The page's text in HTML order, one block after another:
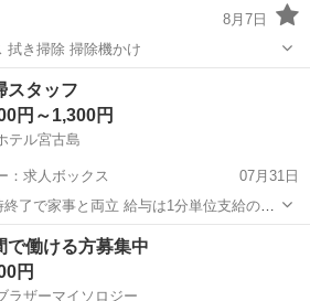
8月7日
拭き掃除 掃除機かけ
清掃
スタッフ
円～1,300円
テル宮古島
：求人ボックス
07月31日
終了で家事と両立 給与は1分単位支給の誠
必見。誰にも会わずに黙々と集中。着替
支給!家事の延長でプロの技が身につく。
、拭...
で働ける方募集中
円
ラザーマイソロジー